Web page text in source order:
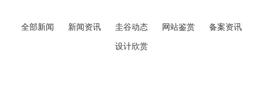
全部新闻 新闻资讯 圭谷动态 网站鉴赏 备案资讯
设计欣赏